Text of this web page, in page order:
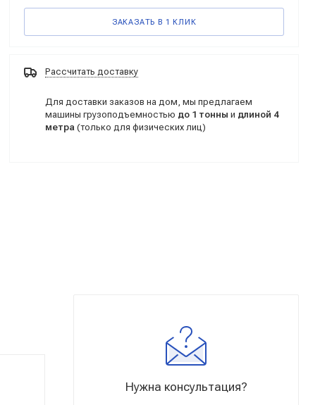
ЗАКАЗАТЬ В 1 КЛИК
Рассчитать доставку
Для доставки заказов на дом, мы предлагаем
машины грузоподъемностью до 1 тонны и длиной 4
метра (только для физических лиц)
Нужна консультация?